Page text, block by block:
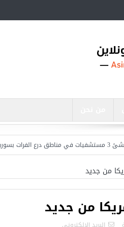
من جديد
من جديد